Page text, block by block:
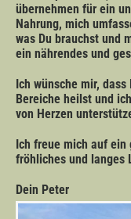
übernehmen für ein
Nahrung, mich
was Du brauchst und
ein nährendes und
Ich wünsche mir,
Bereiche heilst und
von Herzen
Ich freue mich auf ein
fröhliches und langes
Dein Peter